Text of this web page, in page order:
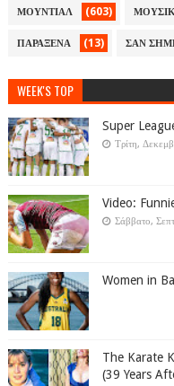
ΜΟΥΝΤΙΑΛ (603)
ΠΑΡΑΞΕΝΑ (13) ΣΑΝ
WEEK'S TOP
Super
Τρίτη,
Video:
Σάββατο,
Women in
The Karate
(39 Years